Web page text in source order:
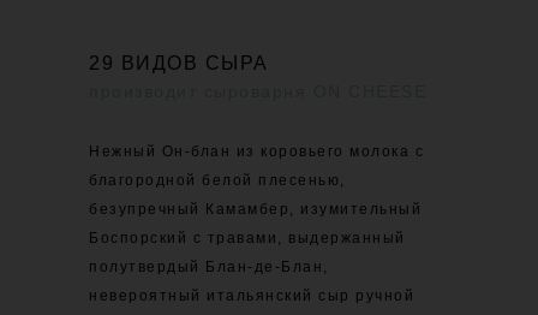
Нежный Он-блан из коровьего молока с
благородной белой плесенью,
безупречный Камамбер, изумительный
Боспорский с травами, выдержанный
полутвердый Блан-де-Блан,
невероятный итальянский сыр ручной
29 ВИДОВ СЫРА